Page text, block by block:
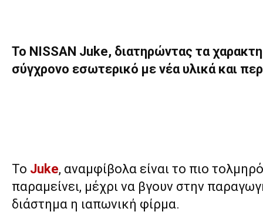
Το NISSAN Juke, διατηρώντας τα
σύγχρονο εσωτερικό με νέα υλικά και
To Juke, αναμφίβολα είναι το πιο
παραμείνει, μέχρι να βγουν στην
διάστημα η ιαπωνική φίρμα.